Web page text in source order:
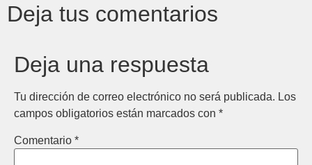
Deja tus comentarios
Deja una respuesta
Tu dirección de correo electrónico no será publicada. Los
campos obligatorios están marcados con *
Comentario *